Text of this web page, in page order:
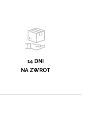
14 DNI
NA ZWROT